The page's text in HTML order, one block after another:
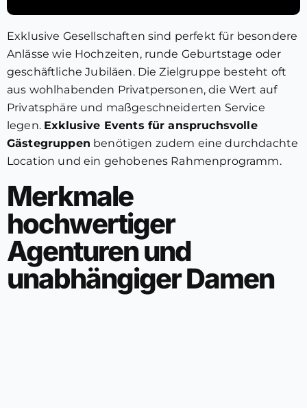
Exklusive Gesellschaften sind perfekt für besondere
Anlässe wie Hochzeiten, runde Geburtstage oder
geschäftliche Jubiläen. Die Zielgruppe besteht oft
aus wohlhabenden Privatpersonen, die Wert auf
Privatsphäre und maßgeschneiderten Service
legen. Exklusive Events für anspruchsvolle
Gästegruppen benötigen zudem eine durchdachte
Location und ein gehobenes Rahmenprogramm.
Merkmale
hochwertiger
Agenturen und
unabhängiger Damen